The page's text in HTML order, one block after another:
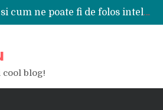
blog!